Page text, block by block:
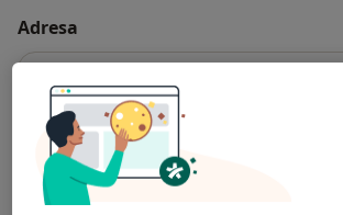
Adresa
Odborný lékař tuberkulózy a
Tkalcovská 108,
Přiblížit mapu